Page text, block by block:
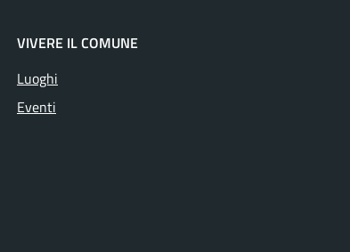
VIVERE IL COMUNE
Luoghi
Eventi